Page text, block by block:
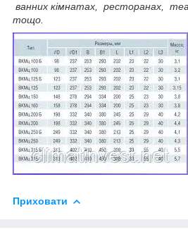
ванних кімнатах, ресторанах,
тощо.
Приховати